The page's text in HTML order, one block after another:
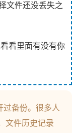
文件还没丢失之
看看里面有没有你
过备份。很多人
文件历史记录